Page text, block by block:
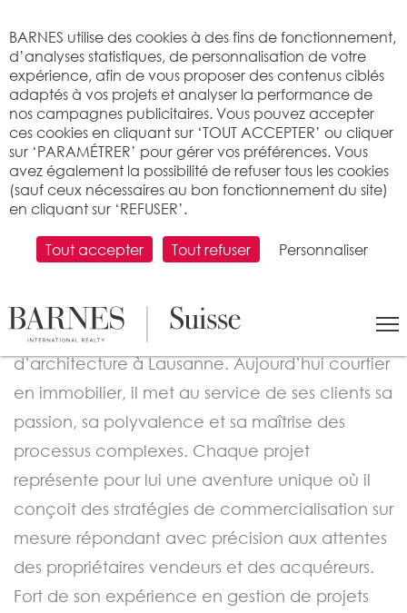
COURTIER VENTE
Ryan Maklouf
Maklouf a affiné son expertise au cours de près
de quatre années passées au sein d’un bureau
d’architecture à Lausanne. Aujourd’hui courtier
en immobilier, il met au service de ses clients sa
passion, sa polyvalence et sa maîtrise des
processus complexes. Chaque projet
représente pour lui une aventure unique où il
conçoit des stratégies de commercialisation sur
mesure répondant avec précision aux attentes
des propriétaires vendeurs et des acquéreurs.
Fort de son expérience en gestion de projets
BARNES utilise des cookies à des fins de fonctionnement,
d’analyses statistiques, de personnalisation de votre
expérience, afin de vous proposer des contenus ciblés
adaptés à vos projets et analyser la performance de
nos campagnes publicitaires. Vous pouvez accepter
ces cookies en cliquant sur ‘TOUT ACCEPTER’ ou cliquer
sur ‘PARAMÉTRER’ pour gérer vos préférences. Vous
avez également la possibilité de refuser tous les cookies
(sauf ceux nécessaires au bon fonctionnement du site)
en cliquant sur ‘REFUSER’.
Tout accepter Tout refuser Personnaliser